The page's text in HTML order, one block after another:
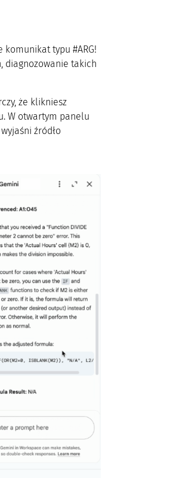
komunikat typu #ARG!
diagnozowanie takich
że klikniesz
W otwartym panelu
źródło